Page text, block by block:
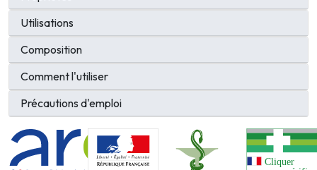
Utilisations
Composition
Comment l'utiliser
Précautions d'emploi